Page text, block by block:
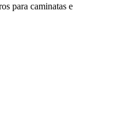
para caminatas e